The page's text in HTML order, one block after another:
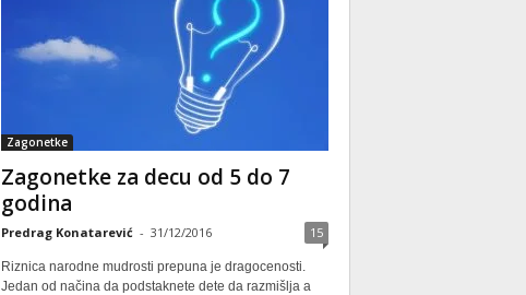
Zagonetke
Zagonetke za decu od 5 do 7
godina
Predrag Konatarević - 31/12/2016 15
Riznica narodne mudrosti prepuna je dragocenosti.
Jedan od načina da podstaknete dete da razmišlja a